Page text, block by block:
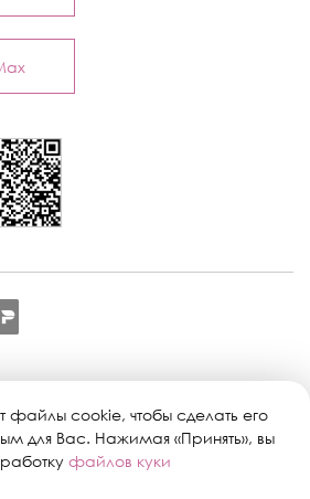
данных
файлов cookie
файлы cookie, чтобы сделать его
для Вас. Нажимая «Принять», вы
файлов куки